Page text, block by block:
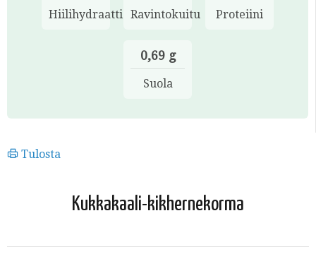
Hiilihydraatti Ravintokuitu Proteiini
0,69 g
Suola
Tulosta
Kukkakaali-kikhernekorma